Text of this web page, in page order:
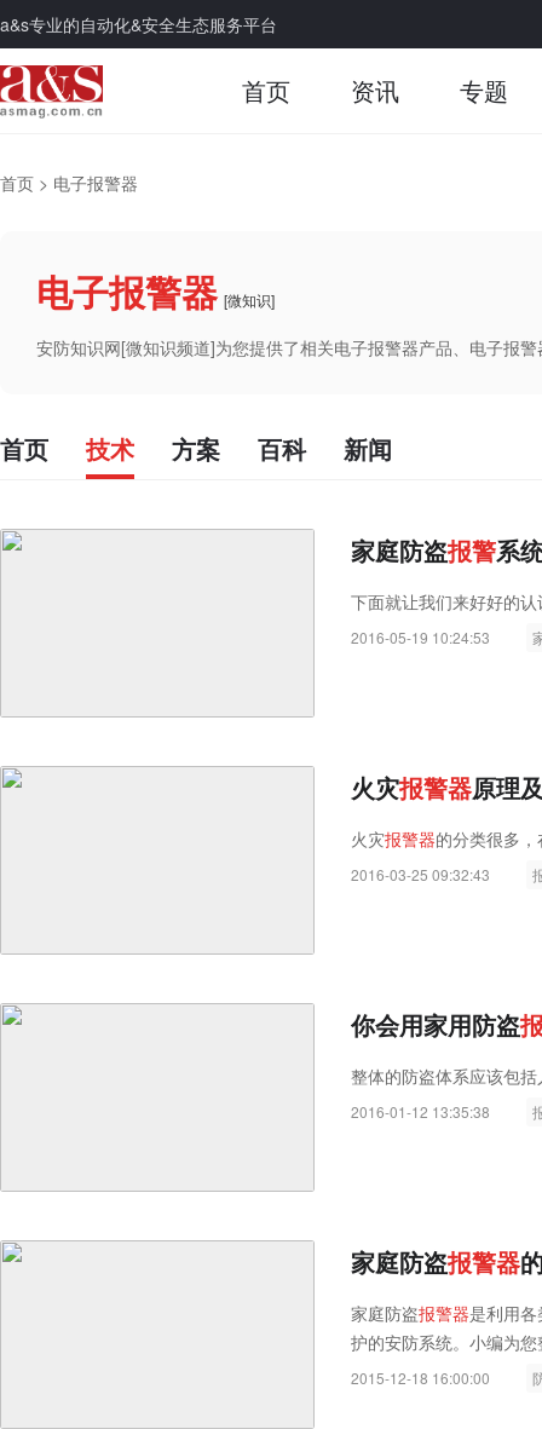
a&s专业的自动化&安全生态服务平台
首页 资讯 专题
首页 > 电子报警器
电子报警器 [微知识]
安防知识网[微知识频道]为您提供了相关电子报警器产品、电子报
首页 技术 方案 百科 新闻
家庭防盗报警系
下面就让我们来好好的
2016-05-19 10:24:53
火灾报警器原理
火灾报警器的分类很多
2016-03-25 09:32:43
你会用家用防盗
整体的防盗体系应该包
2016-01-12 13:35:38
家庭防盗报警器
家庭防盗报警器是利用
护的安防系统。小编为
防盗 报警器。
2015-12-18 16:00:00